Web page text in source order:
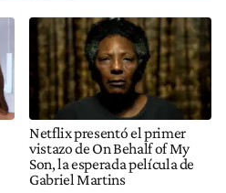
Netflix presentó el primer
vistazo de On Behalf of My
Son, la esperada película de
Gabriel Martins